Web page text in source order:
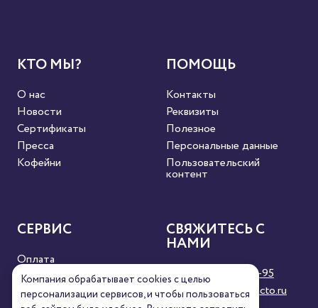
КТО МЫ?
О нас
Новости
Сертификаты
Пресса
Кофейни
ПОМОЩЬ
Контакты
Реквизиты
Полезное
Персональные данные
Пользовательский
контент
СЕРВИС
Оплата
Доставка
Условия продажи
СВЯЖИТЕСЬ С
НАМИ
8 (800) 333-63-95
orders@torrefacto.ru
Компания обрабатывает cookies с целью
персонализации сервисов, и чтобы пользоваться